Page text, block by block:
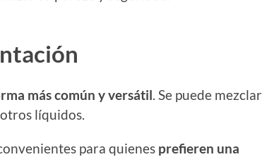
más común y versátil. Se puede mezclar
líquidos.
para quienes prefieren una